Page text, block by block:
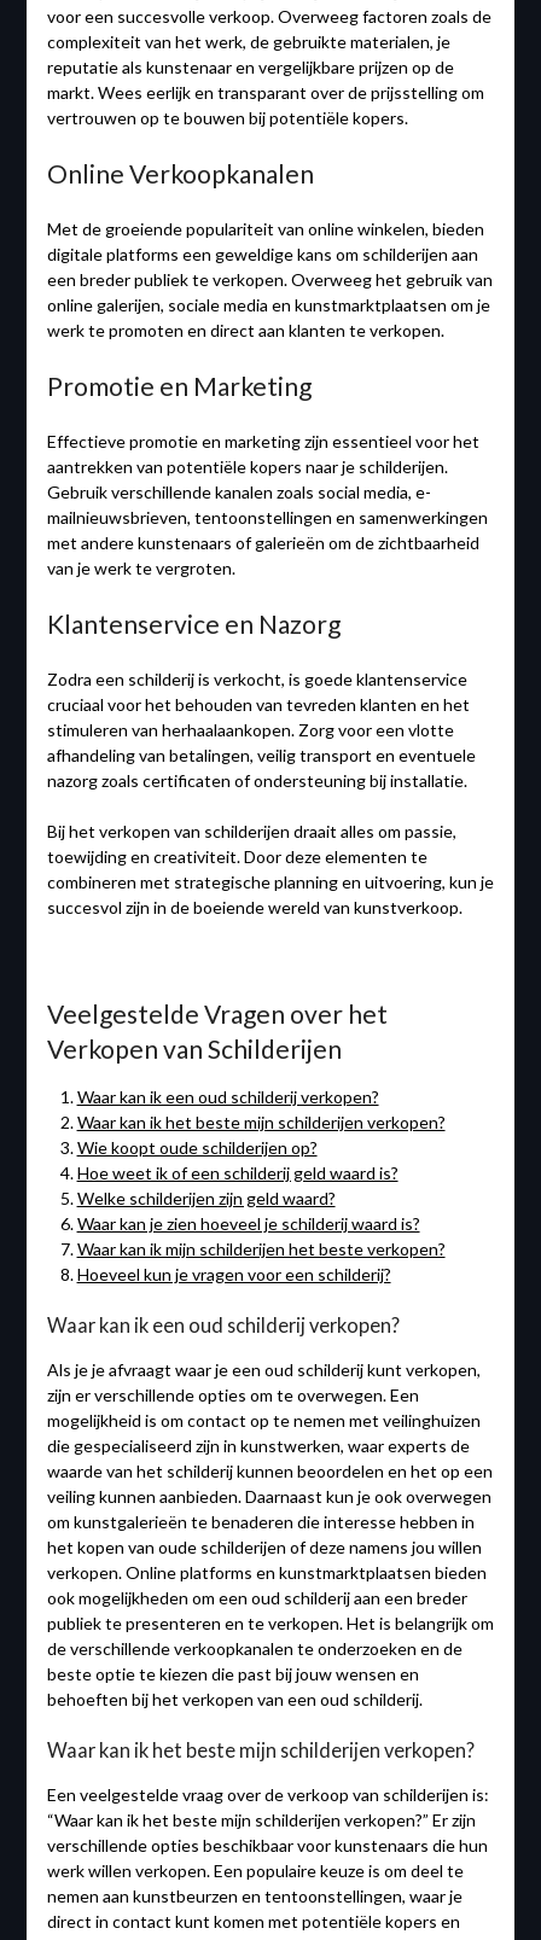
voor een succesvolle verkoop. Overweeg factoren zoals de
complexiteit van het werk, de gebruikte materialen, je
reputatie als kunstenaar en vergelijkbare prijzen op de
markt. Wees eerlijk en transparant over de prijsstelling om
vertrouwen op te bouwen bij potentiële kopers.
Online Verkoopkanalen
Met de groeiende populariteit van online winkelen, bieden
digitale platforms een geweldige kans om schilderijen aan
een breder publiek te verkopen. Overweeg het gebruik van
online galerijen, sociale media en kunstmarktplaatsen om je
werk te promoten en direct aan klanten te verkopen.
Promotie en Marketing
Effectieve promotie en marketing zijn essentieel voor het
aantrekken van potentiële kopers naar je schilderijen.
Gebruik verschillende kanalen zoals social media, e-
mailnieuwsbrieven, tentoonstellingen en samenwerkingen
met andere kunstenaars of galerieën om de zichtbaarheid
van je werk te vergroten.
Klantenservice en Nazorg
Zodra een schilderij is verkocht, is goede klantenservice
cruciaal voor het behouden van tevreden klanten en het
stimuleren van herhaalaankopen. Zorg voor een vlotte
afhandeling van betalingen, veilig transport en eventuele
nazorg zoals certificaten of ondersteuning bij installatie.
Bij het verkopen van schilderijen draait alles om passie,
toewijding en creativiteit. Door deze elementen te
combineren met strategische planning en uitvoering, kun je
succesvol zijn in de boeiende wereld van kunstverkoop.
Veelgestelde Vragen over het
Verkopen van Schilderijen
Waar kan ik een oud schilderij verkopen?
Waar kan ik het beste mijn schilderijen verkopen?
Wie koopt oude schilderijen op?
Hoe weet ik of een schilderij geld waard is?
Welke schilderijen zijn geld waard?
Waar kan je zien hoeveel je schilderij waard is?
Waar kan ik mijn schilderijen het beste verkopen?
Hoeveel kun je vragen voor een schilderij?
Waar kan ik een oud schilderij verkopen?
Als je je afvraagt waar je een oud schilderij kunt verkopen,
zijn er verschillende opties om te overwegen. Een
mogelijkheid is om contact op te nemen met veilinghuizen
die gespecialiseerd zijn in kunstwerken, waar experts de
waarde van het schilderij kunnen beoordelen en het op een
veiling kunnen aanbieden. Daarnaast kun je ook overwegen
om kunstgalerieën te benaderen die interesse hebben in
het kopen van oude schilderijen of deze namens jou willen
verkopen. Online platforms en kunstmarktplaatsen bieden
ook mogelijkheden om een oud schilderij aan een breder
publiek te presenteren en te verkopen. Het is belangrijk om
de verschillende verkoopkanalen te onderzoeken en de
beste optie te kiezen die past bij jouw wensen en
behoeften bij het verkopen van een oud schilderij.
Waar kan ik het beste mijn schilderijen verkopen?
Een veelgestelde vraag over de verkoop van schilderijen is:
“Waar kan ik het beste mijn schilderijen verkopen?” Er zijn
verschillende opties beschikbaar voor kunstenaars die hun
werk willen verkopen. Een populaire keuze is om deel te
nemen aan kunstbeurzen en tentoonstellingen, waar je
direct in contact kunt komen met potentiële kopers en